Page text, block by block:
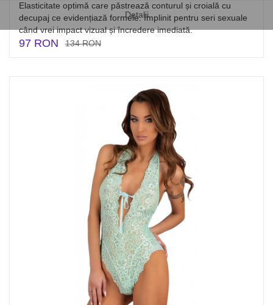
Detalii
Elasticitate optimă care păstrează conturul și croială cu
decupaj ce evidențiază formele. împlinit pentru seri sexuale
când vrei impact vizual și încredere imediată.
97 RON 134 RON